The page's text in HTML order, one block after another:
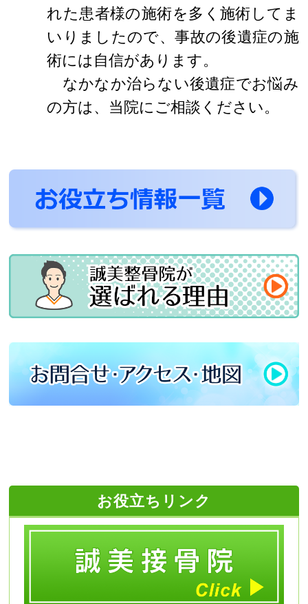
れた患者様の施術を多く施術してま
いりましたので、事故の後遺症の施
術には自信があります。
なかなか治らない後遺症でお悩み
の方は、当院にご相談ください。
お役立ちリンク